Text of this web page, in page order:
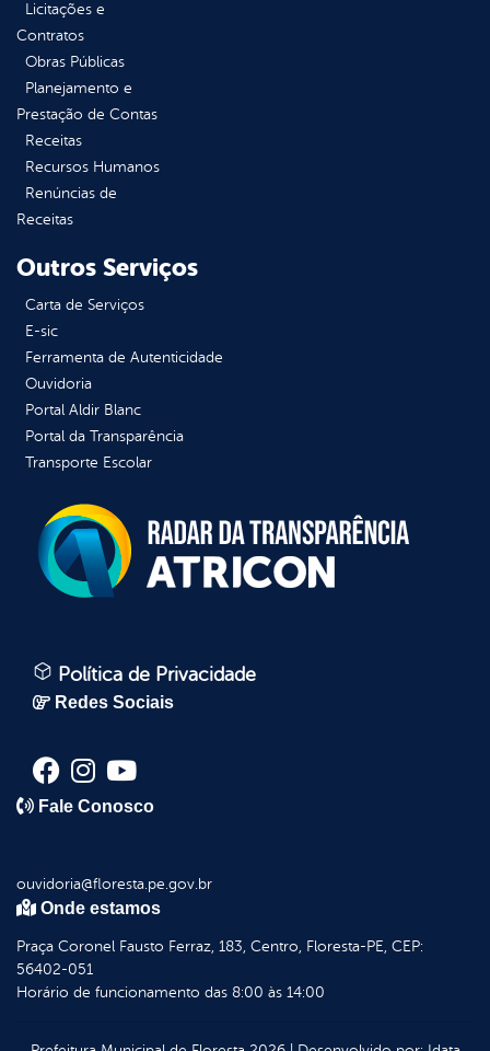
Licitações e
Contratos
Obras Públicas
Planejamento e
Prestação de Contas
Receitas
Recursos Humanos
Renúncias de
Receitas
Outros Serviços
Carta de Serviços
E-sic
Ferramenta de Autenticidade
Ouvidoria
Portal Aldir Blanc
Portal da Transparência
Transporte Escolar
Política de Privacidade
Redes Sociais
Fale Conosco
ouvidoria@floresta.pe.gov.br
Onde estamos
Praça Coronel Fausto Ferraz, 183, Centro, Floresta-PE, CEP:
56402-051
Horário de funcionamento das 8:00 às 14:00